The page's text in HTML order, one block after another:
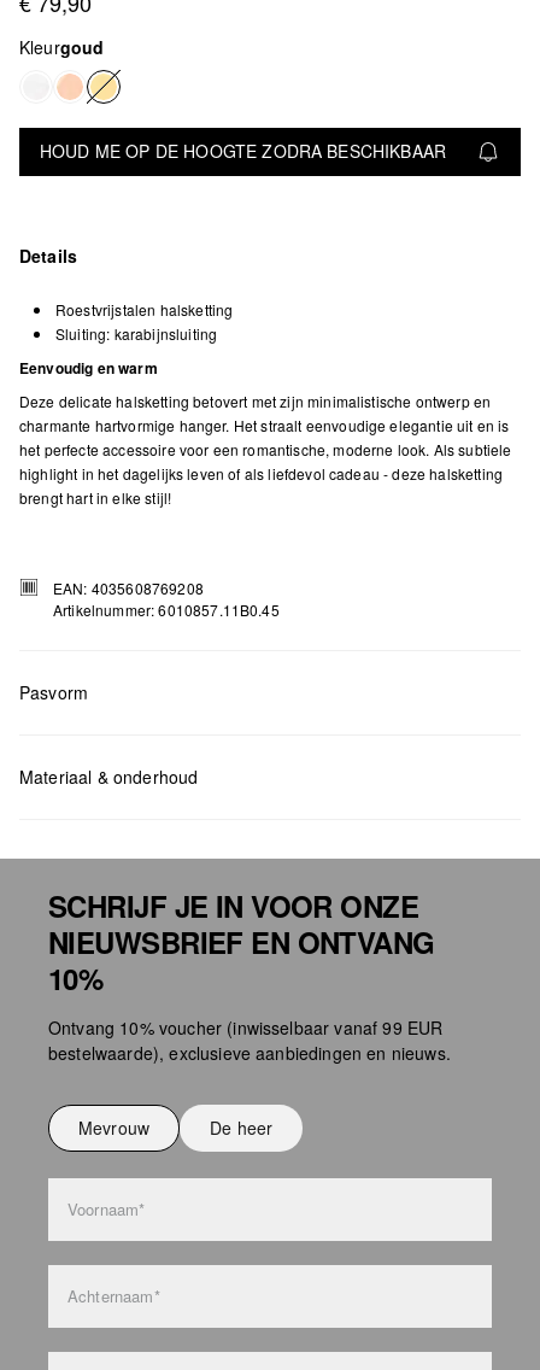
Kleurgoud
HOUD ME OP DE HOOGTE ZODRA BESCHIKBAAR
Details
Roestvrijstalen halsketting
Sluiting: karabijnsluiting
Eenvoudig en warm
Deze delicate halsketting betovert met zijn minimalistische ontwerp en
charmante hartvormige hanger. Het straalt eenvoudige elegantie uit en is
het perfecte accessoire voor een romantische, moderne look. Als subtiele
highlight in het dagelijks leven of als liefdevol cadeau - deze halsketting
brengt hart in elke stijl!
EAN: 4035608769208
Artikelnummer: 6010857.11B0.45
Pasvorm
Materiaal & onderhoud
SCHRIJF JE IN VOOR ONZE
NIEUWSBRIEF EN ONTVANG
10%
Ontvang 10% voucher (inwisselbaar vanaf 99 EUR
bestelwaarde), exclusieve aanbiedingen en nieuws.
Mevrouw De heer
Voornaam*
Achternaam*